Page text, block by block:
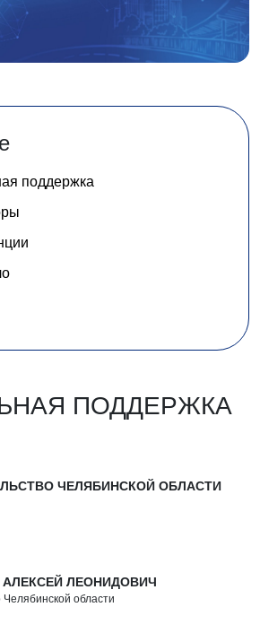
поддержка
ПОДДЕРЖКА
ЧЕЛЯБИНСКОЙ ОБЛАСТИ
АЛЕКСЕЙ ЛЕОНИДОВИЧ
Челябинской области